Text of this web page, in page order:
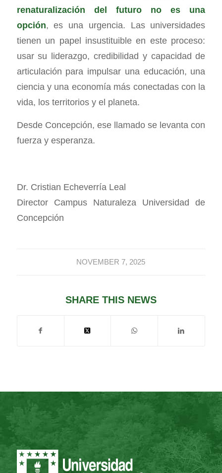
renaturalización del futuro no es una
opción, es una urgencia. Las universidades
tienen un papel insustituible en este proceso:
usar su liderazgo, credibilidad y capacidad de
articulación para impulsar una educación, una
ciencia y una economía más conectadas con la
vida, los territorios y el planeta.
Desde Concepción, ese llamado se levanta con
fuerza y esperanza.
Dr. Cristian Echeverría Leal
Director Campus Naturaleza Universidad de
Concepción
NOVEMBER 7, 2025
SHARE THIS NEWS